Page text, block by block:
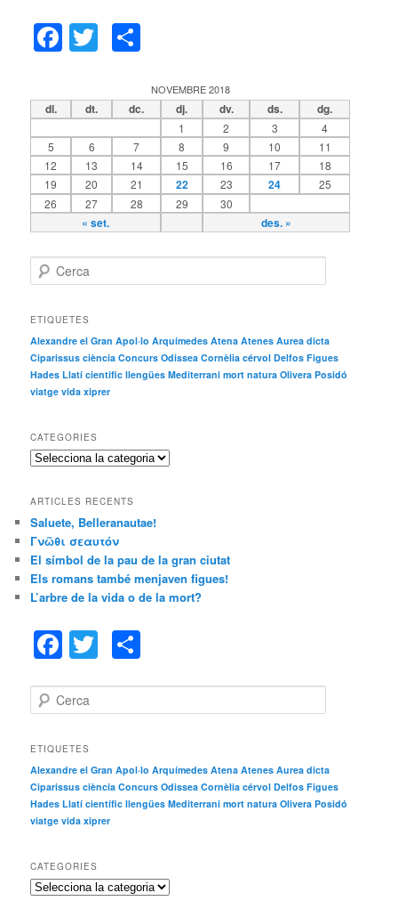
F
a
c
e
b
o
o
k
T
w
itt
er
m
p
ar
te
ix
NOVEMBRE 2018
dl. dt. dc. dj. dv. ds. dg.
« set. des. »
1 2 3
4
5
6 7 8 9 10
11
12
13 14 15 16 17
18
19
20 21 22 23 24
25
26
27 28 29 30
e
c
ETIQUETES
Alexandre el Gran Apol·lo Arquímedes Atena Atenes Aurea dicta
Ciparissus ciència Concurs Odissea Cornèlia cérvol Delfos Figues
Hades Llatí científic llengües Mediterrani mort natura Olivera Posidó
viatge vida xiprer
CATEGORIES
C
e
g
o
r
i
e
ARTICLES RECENTS
Saluete, Belleranautae!
Γνῶθι σεαυτόν
El símbol de la pau de la gran ciutat
Els romans també menjaven figues!
L’arbre de la vida o de la mort?
F
c
b
o
o
T
ar
te
ix
e
c
ETIQUETES
Alexandre el Gran Apol·lo Arquímedes Atena Atenes Aurea dicta
Ciparissus ciència Concurs Odissea Cornèlia cérvol Delfos Figues
Hades Llatí científic llengües Mediterrani mort natura Olivera Posidó
viatge vida xiprer
CATEGORIES
C